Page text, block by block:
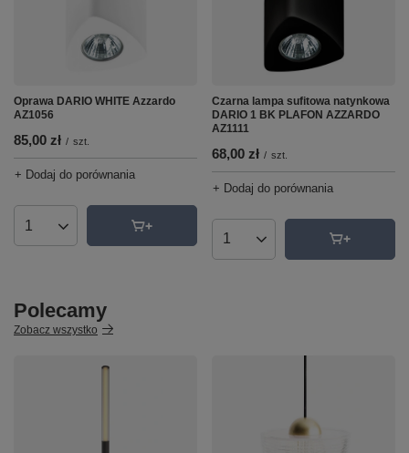
Oprawa DARIO WHITE Azzardo
AZ1056
85,00 zł / szt.
+ Dodaj do porównania
Ilość produktów
Czarna lampa sufitowa natynkowa
DARIO 1 BK PLAFON AZZARDO
AZ1111
68,00 zł / szt.
+ Dodaj do porównania
Ilość produktów
Polecamy
Zobacz wszystko